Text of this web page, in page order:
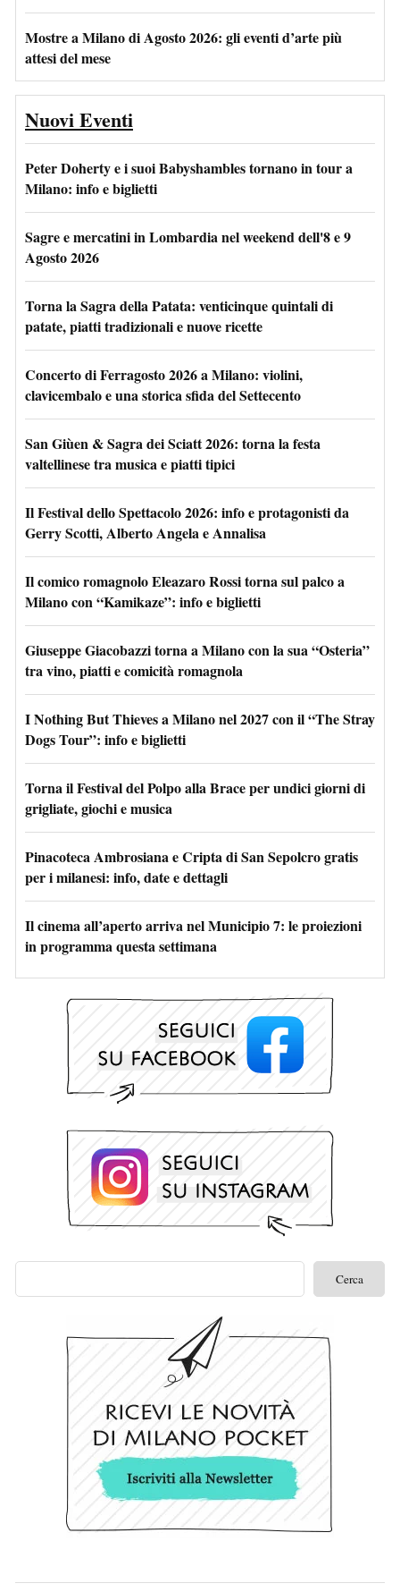
Mostre a Milano di Agosto 2026: gli eventi d’arte più
attesi del mese
Nuovi Eventi
Peter Doherty e i suoi Babyshambles tornano in tour a
Milano: info e biglietti
Sagre e mercatini in Lombardia nel weekend dell'8 e 9
Agosto 2026
Torna la Sagra della Patata: venticinque quintali di
patate, piatti tradizionali e nuove ricette
Concerto di Ferragosto 2026 a Milano: violini,
clavicembalo e una storica sfida del Settecento
San Giùen & Sagra dei Sciatt 2026: torna la festa
valtellinese tra musica e piatti tipici
Il Festival dello Spettacolo 2026: info e protagonisti da
Gerry Scotti, Alberto Angela e Annalisa
Il comico romagnolo Eleazaro Rossi torna sul palco a
Milano con “Kamikaze”: info e biglietti
Giuseppe Giacobazzi torna a Milano con la sua “Osteria”
tra vino, piatti e comicità romagnola
I Nothing But Thieves a Milano nel 2027 con il “The Stray
Dogs Tour”: info e biglietti
Torna il Festival del Polpo alla Brace per undici giorni di
grigliate, giochi e musica
Pinacoteca Ambrosiana e Cripta di San Sepolcro gratis
per i milanesi: info, date e dettagli
Il cinema all’aperto arriva nel Municipio 7: le proiezioni
in programma questa settimana